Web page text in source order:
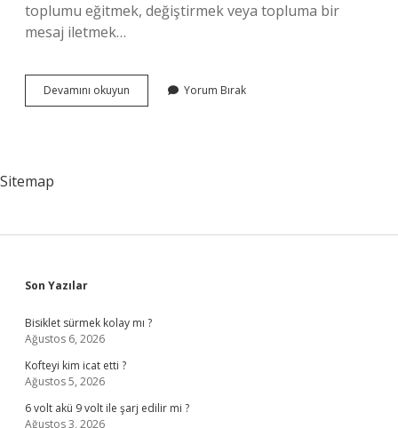
toplumu eğitmek, değiştirmek veya topluma bir
mesaj iletmek…
Devamını okuyun
Toplumsal
Yorum Bırak
Sitemap
Sidebar
Son Yazılar
Bisiklet sürmek kolay mı ?
Ağustos 6, 2026
Kofteyi kim icat etti ?
Ağustos 5, 2026
6 volt akü 9 volt ile şarj edilir mi ?
Ağustos 3, 2026